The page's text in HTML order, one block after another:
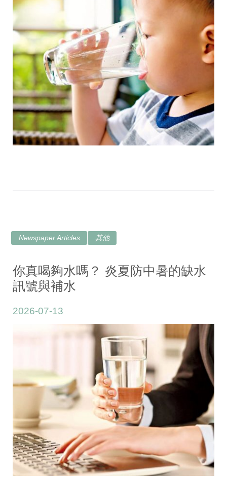
Newspaper Articles 其他
你真喝夠水嗎？ 炎夏防中暑的缺水
訊號與補水
2026-07-13